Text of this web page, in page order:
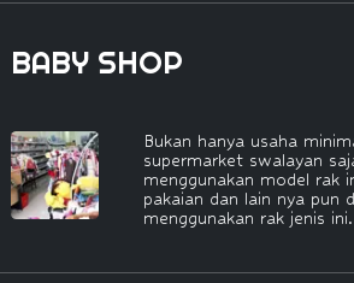
BABY SHOP
Bukan hanya usaha
supermarket swalayan
menggunakan model rak
pakaian dan lain nya pun
menggunakan rak jenis ini.